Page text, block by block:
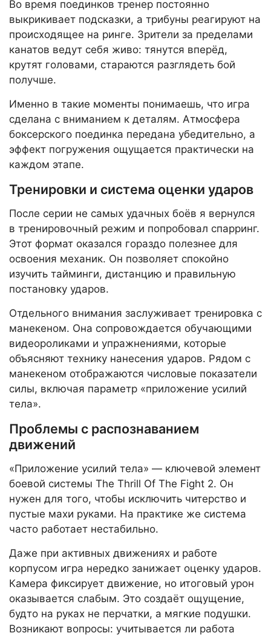
Во время поединков тренер постоянно
выкрикивает подсказки, а трибуны реагируют на
происходящее на ринге. Зрители за пределами
канатов ведут себя живо: тянутся вперёд,
крутят головами, стараются разглядеть бой
получше.
Именно в такие моменты понимаешь, что игра
сделана с вниманием к деталям. Атмосфера
боксерского поединка передана убедительно, а
эффект погружения ощущается практически на
каждом этапе.
Тренировки и система оценки ударов
После серии не самых удачных боёв я вернулся
в тренировочный режим и попробовал спарринг.
Этот формат оказался гораздо полезнее для
освоения механик. Он позволяет спокойно
изучить тайминги, дистанцию и правильную
постановку ударов.
Отдельного внимания заслуживает тренировка с
манекеном. Она сопровождается обучающими
видеороликами и упражнениями, которые
объясняют технику нанесения ударов. Рядом с
манекеном отображаются числовые показатели
силы, включая параметр «приложение усилий
тела».
Проблемы с распознаванием
движений
«Приложение усилий тела» — ключевой элемент
боевой системы The Thrill Of The Fight 2. Он
нужен для того, чтобы исключить читерство и
пустые махи руками. На практике же система
часто работает нестабильно.
Даже при активных движениях и работе
корпусом игра нередко занижает оценку ударов.
Камера фиксирует движение, но итоговый урон
оказывается слабым. Это создаёт ощущение,
будто на руках не перчатки, а мягкие подушки.
Возникают вопросы: учитывается ли работа